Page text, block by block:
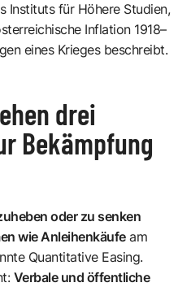
Instituts für Höhere Studien,
Inflation 1918–
eines Krieges beschreibt.
drei
Bekämpfung
oder zu senken
wie Anleihenkäufe am
Quantitative Easing.
Verbale und öffentliche